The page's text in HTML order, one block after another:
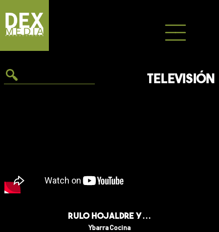
contenido
TELEVISIÓN
Rulo Hojaldre y…
Ybarra Cocina